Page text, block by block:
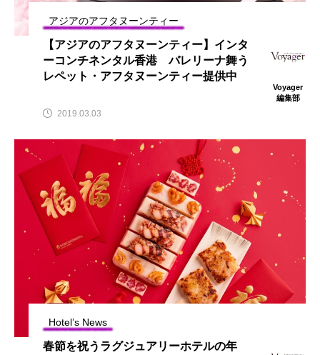
アジアのアフタヌーンティー
【アジアのアフタヌーンティー】インタ
ーコンチネンタル香港 バレリーナ舞う
レペット・アフタヌーンティー提供中
Voyager
編集部
2019.03.03
Hotel’s News
春節を祝うラグジュアリーホテルの年